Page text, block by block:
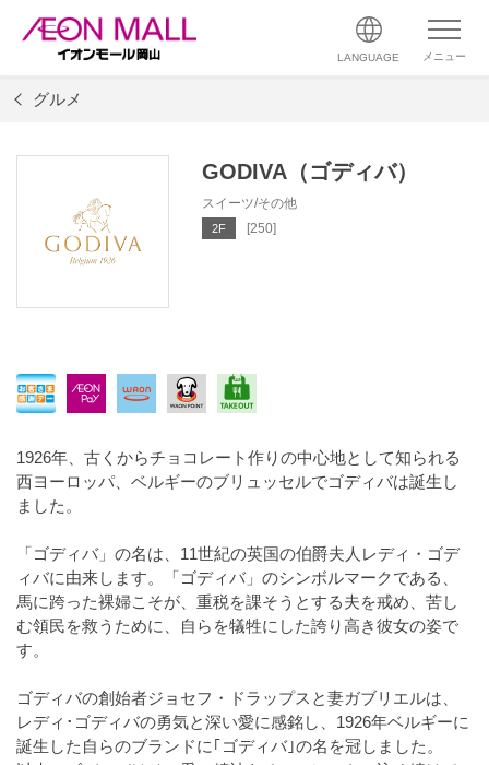
LANGUAGE メニュー
グルメ
GODIVA（ゴディバ）
スイーツ/その他
2F [250]
1926年、古くからチョコレート作りの中心地として知られる
西ヨーロッパ、ベルギーのブリュッセルでゴディバは誕生し
ました。
「ゴディバ」の名は、11世紀の英国の伯爵夫人レディ・ゴデ
ィバに由来します。「ゴディバ」のシンボルマークである、
馬に跨った裸婦こそが、重税を課そうとする夫を戒め、苦し
む領民を救うために、自らを犠牲にした誇り高き彼女の姿で
す。
ゴディバの創始者ジョセフ・ドラップスと妻ガブリエルは、
レディ･ゴディバの勇気と深い愛に感銘し、1926年ベルギーに
誕生した自らのブランドに｢ゴディバ｣の名を冠しました。